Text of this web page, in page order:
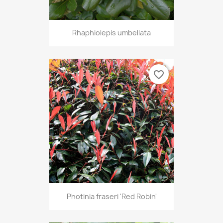
Rhaphiolepis umbellata
Photinia fraseri 'Red Robin'
favorite_border